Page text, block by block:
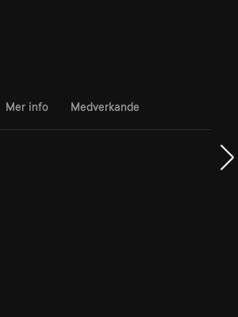
Mer info Medverkande